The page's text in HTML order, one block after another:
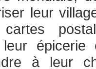
leur
à leur